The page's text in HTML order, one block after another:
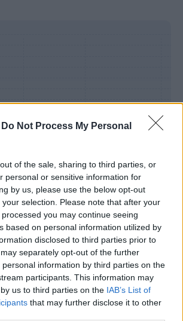
Do Not Process My Personal
of the sale, sharing to third parties, or
personal or sensitive information for
by us, please use the below opt-out
selection. Please note that after your
you may continue seeing
based on personal information utilized by
disclosed to third parties prior to
separately opt-out of the further
information by third parties on the
participants. This information may
us to third parties on the IAB’s List of
that may further disclose it to other
Classic Mantra
Titolare 22 - 73%
Entrato 0 - 0 %
Squalificato